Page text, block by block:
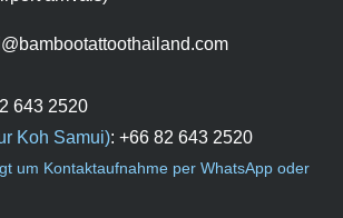
643 2520
Koh Samui): +66 82 643 2520
um Kontaktaufnahme per WhatsApp oder